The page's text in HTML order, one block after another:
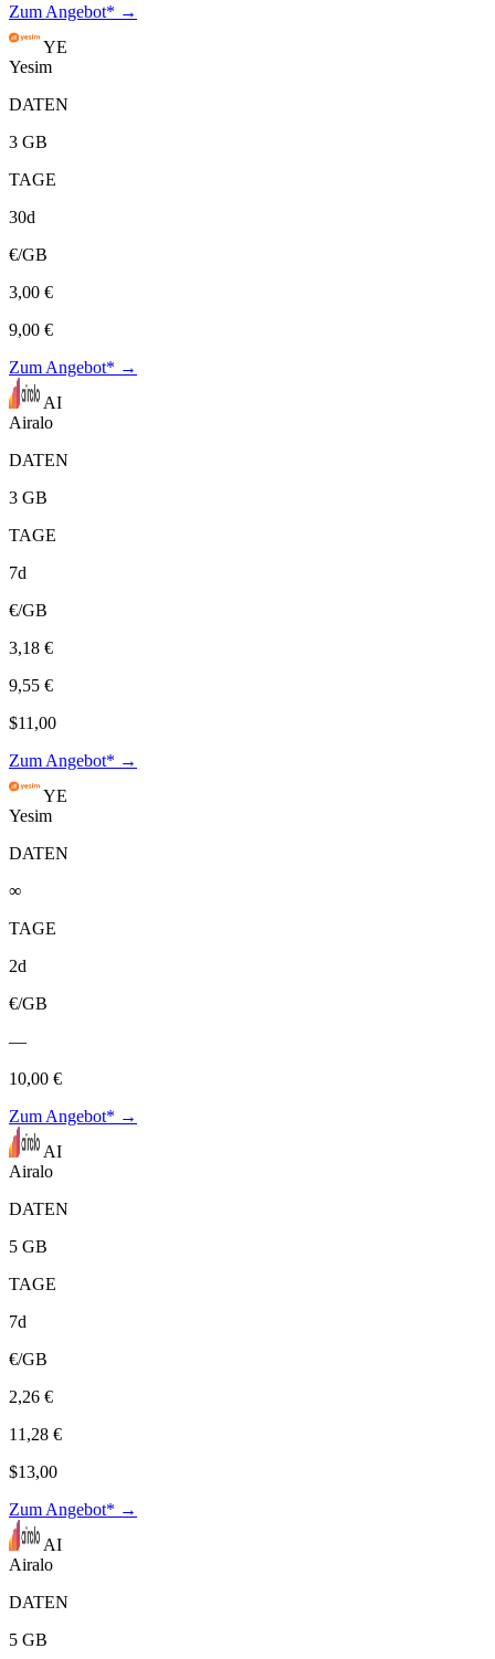
Zum Angebot* →
YE
Yesim
DATEN
3 GB
TAGE
30d
€/GB
3,00 €
9,00 €
Zum Angebot* →
AI
Airalo
DATEN
3 GB
TAGE
7d
€/GB
3,18 €
9,55 €
$11,00
Zum Angebot* →
YE
Yesim
DATEN
∞
TAGE
2d
€/GB
—
10,00 €
Zum Angebot* →
AI
Airalo
DATEN
5 GB
TAGE
7d
€/GB
2,26 €
11,28 €
$13,00
Zum Angebot* →
AI
Airalo
DATEN
5 GB